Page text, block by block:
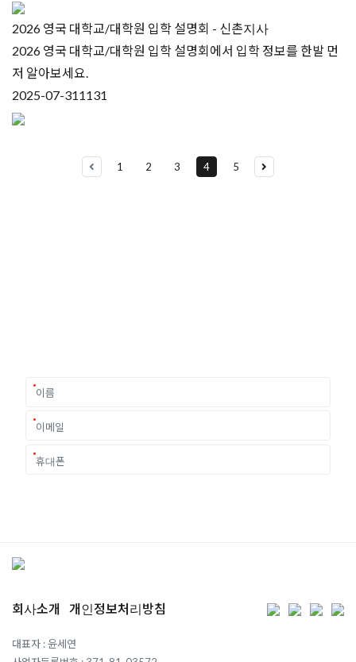
2026 영국 대학교/대학원 입학 설명회 - 신촌지사
2026 영국 대학교/대학원 입학 설명회에서 입학 정보를 한발 먼
저 알아보세요.
2025-07-311131
1 2 3 4 5
회사소개 개인정보처리방침
대표자 : 윤세연